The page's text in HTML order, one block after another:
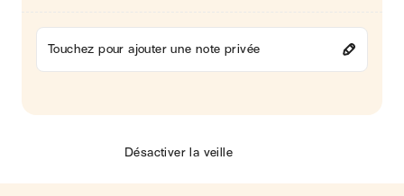
Touchez pour ajouter une note privée
Désactiver la veille